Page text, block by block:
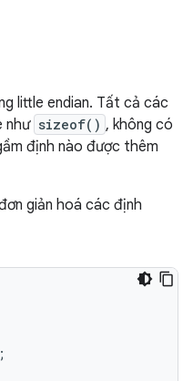
little endian. Tất cả các
như sizeof() , không có
định nào được thêm
giản hoá các định
;